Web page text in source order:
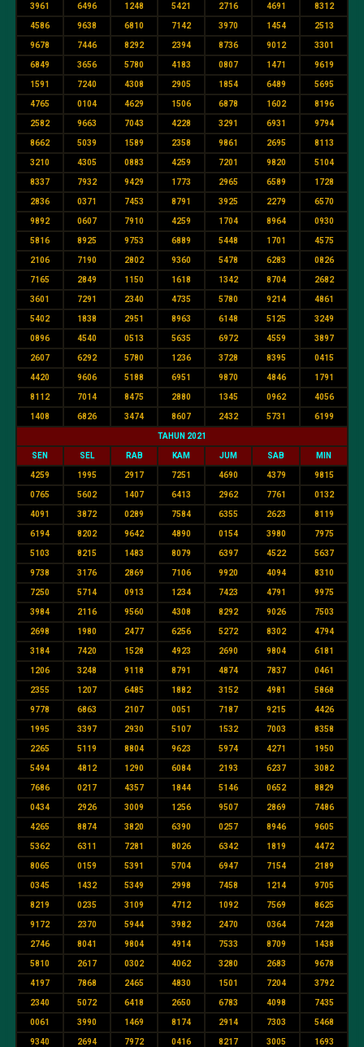
3961 6496 1248 5421 2716 4691 8312
4586 9638 6810 7142 3970 1454 2513
9678 7446 8292 2394 8736 9012 3301
6849 3656 5780 4183 0807 1471 9619
1591 7240 4308 2905 1854 6489 5695
4765 0104 4629 1506 6878 1602 8196
2582 9663 7043 4228 3291 6931 9794
8662 5039 1589 2358 9861 2695 8113
3210 4305 0883 4259 7201 9820 5104
8337 7932 9429 1773 2965 6589 1728
2836 0371 7453 8791 3925 2279 6570
9892 0607 7910 4259 1704 8964 0930
5816 8925 9753 6889 5448 1701 4575
2106 7190 2802 9360 5478 6283 0826
7165 2849 1150 1618 1342 8704 2682
3601 7291 2340 4735 5780 9214 4861
5402 1838 2951 8963 6148 5125 3249
0896 4540 0513 5635 6972 4559 3897
2607 6292 5780 1236 3728 8395 0415
4420 9606 5188 6951 9870 4846 1791
8112 7014 8475 2880 1345 0962 4056
1408 6826 3474 8607 2432 5731 6199
TAHUN 2021
SEN SEL RAB KAM JUM SAB MIN
4259 1995 2917 7251 4690 4379 9815
0765 5602 1407 6413 2962 7761 0132
4091 3872 0289 7584 6355 2623 8119
6194 8202 9642 4890 0154 3980 7975
5103 8215 1483 8079 6397 4522 5637
9738 3176 2869 7106 9920 4094 8310
7250 5714 0913 1234 7423 4791 9975
3984 2116 9560 4308 8292 9026 7503
2698 1980 2477 6256 5272 8302 4794
3184 7420 1528 4923 2690 9804 6181
1206 3248 9118 8791 4874 7837 0461
2355 1207 6485 1882 3152 4981 5868
9778 6863 2107 0051 7187 9215 4426
1995 3397 2930 5107 1532 7003 8358
2265 5119 8804 9623 5974 4271 1950
5494 4812 1290 6084 2193 6237 3082
7686 0217 4357 1844 5146 0652 8829
0434 2926 3009 1256 9507 2869 7486
4265 8874 3820 6390 0257 8946 9605
5362 6311 7281 8026 6342 1819 4472
8065 0159 5391 5704 6947 7154 2189
0345 1432 5349 2998 7458 1214 9705
8219 0235 3109 4712 1092 7569 8625
9172 2370 5944 3982 2470 0364 7428
2746 8041 9804 4914 7533 8709 1438
5810 2617 0302 4062 3280 2683 9678
4197 7868 2465 4830 1501 7204 3792
2340 5072 6418 2650 6783 4098 7435
0061 3990 1469 8174 2914 7303 5468
9340 2694 7972 0416 8217 3005 1693